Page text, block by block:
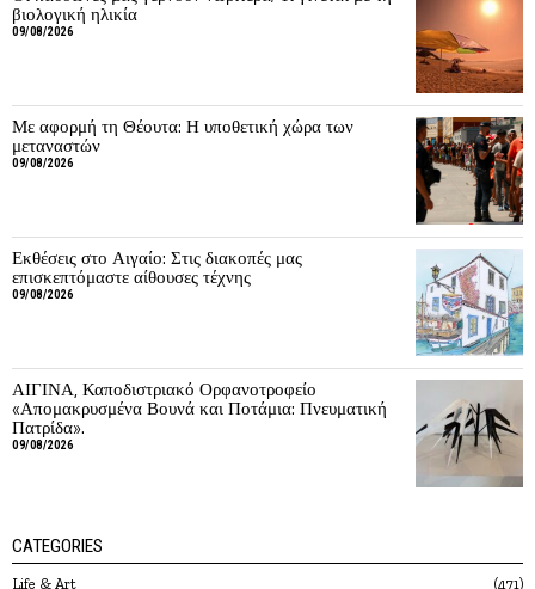
βιολογική ηλικία
09/08/2026
Με αφορμή τη Θέουτα: Η υποθετική χώρα των
μεταναστών
09/08/2026
Εκθέσεις στο Αιγαίο: Στις διακοπές μας
επισκεπτόμαστε αίθουσες τέχνης
09/08/2026
ΑΙΓΙΝΑ, Καποδιστριακό Ορφανοτροφείο
«Απομακρυσμένα Βουνά και Ποτάμια: Πνευματική
Πατρίδα».
09/08/2026
CATEGORIES
Life & Art 471